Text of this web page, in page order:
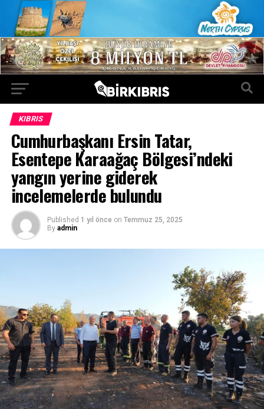
KIBRIS
Cumhurbaşkanı Ersin Tatar,
Esentepe Karaağaç Bölgesi’ndeki
yangın yerine giderek
incelemelerde bulundu
Published 1 yıl önce on Temmuz 25, 2025
By admin